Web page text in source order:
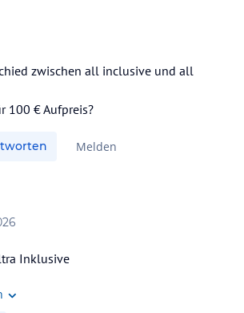
zwischen all inclusive und all
100 € Aufpreis?
Melden
Inklusive